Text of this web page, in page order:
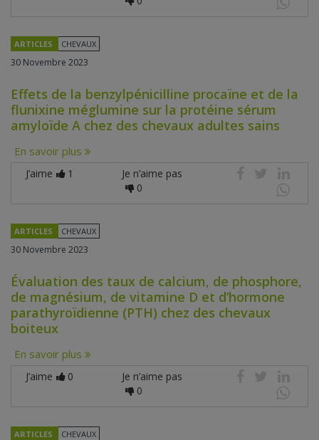
ARTICLES CHEVAUX
30 Novembre 2023
Effets de la benzylpénicilline procaïne et de la
flunixine méglumine sur la protéine sérum
amyloïde A chez des chevaux adultes sains
En savoir plus
J’aime 1
Je n’aime pas
0
ARTICLES CHEVAUX
30 Novembre 2023
Évaluation des taux de calcium, de phosphore,
de magnésium, de vitamine D et d’hormone
parathyroïdienne (PTH) chez des chevaux
boiteux
En savoir plus
J’aime 0
Je n’aime pas
0
ARTICLES CHEVAUX